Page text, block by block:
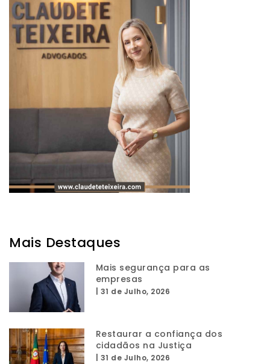
Mais Destaques
Mais segurança para as
empresas
31 de Julho, 2026
Restaurar a confiança dos
cidadãos na Justiça
31 de Julho, 2026